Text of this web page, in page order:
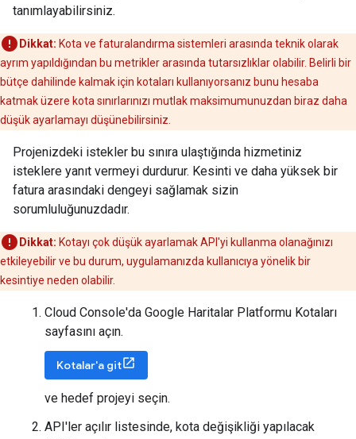
tanımlayabilirsiniz.
Dikkat: Kota ve faturalandırma sistemleri arasında teknik olarak
ayrım yapıldığından bu metrikler arasında tutarsızlıklar olabilir. Belirli bir
bütçe dahilinde kalmak için kotaları kullanıyorsanız bunu hesaba
katmak üzere kota sınırlarınızı mutlak maksimumunuzdan biraz daha
düşük ayarlamayı düşünebilirsiniz.
Projenizdeki istekler bu sınıra ulaştığında hizmetiniz
isteklere yanıt vermeyi durdurur. Kesinti ve daha yüksek bir
fatura arasındaki dengeyi sağlamak sizin
sorumluluğunuzdadır.
Dikkat: Kotayı çok düşük ayarlamak API'yi kullanma olanağınızı
etkileyebilir ve bu durum, uygulamanızda kullanıcıya yönelik bir
kesintiye neden olabilir.
Cloud Console'da Google Haritalar Platformu Kotaları
sayfasını açın.
Kotalar'a git
ve hedef projeyi seçin.
API'ler açılır listesinde, kota değişikliği yapılacak